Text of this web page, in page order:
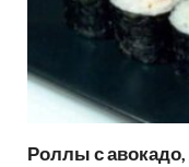
Роллы с